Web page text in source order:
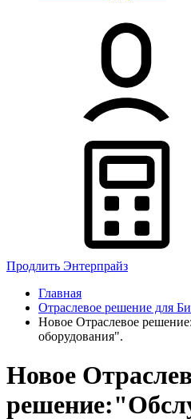
Продлить Энтерпрайз
Главная
Отраслевое решение для
Новое Отраслевое
оборудования".
Новое